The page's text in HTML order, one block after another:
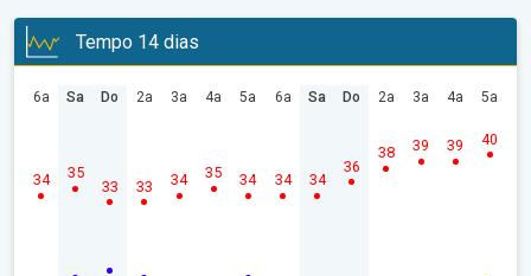
Tempo 14 dias
6a
34
Sa
35
Do
33
2a
33
3a
34
4a
35
5a
34
6a
34
Sa
34
Do
36
2a
38
3a
39
4a
39
5a
40